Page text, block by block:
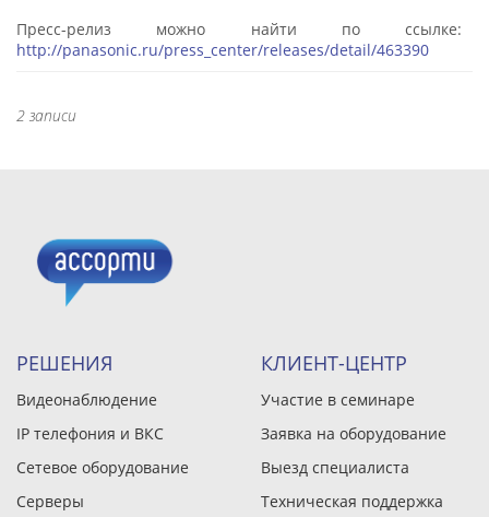
Пресс-релиз можно найти по ссылке:
http://panasonic.ru/press_center/releases/detail/463390
2 записи
РЕШЕНИЯ
Видеонаблюдение
IP телефония и ВКС
Сетевое оборудование
Серверы
КЛИЕНТ-ЦЕНТР
Участие в семинаре
Заявка на оборудование
Выезд специалиста
Техническая поддержка